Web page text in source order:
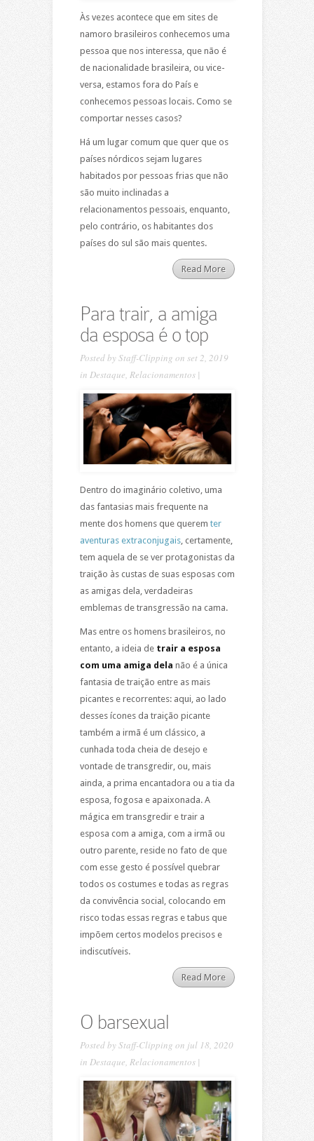
Às vezes acontece que em sites de
namoro brasileiros conhecemos uma
pessoa que nos interessa, que não é
de nacionalidade brasileira, ou vice-
versa, estamos fora do País e
conhecemos pessoas locais. Como se
comportar nesses casos?
Há um lugar comum que quer que os
países nórdicos sejam lugares
habitados por pessoas frias que não
são muito inclinadas a
relacionamentos pessoais, enquanto,
pelo contrário, os habitantes dos
países do sul são mais quentes.
Read More
Para trair, a amiga
da esposa é o top
Posted byStaff-Clipping on set 2, 2019
in Destaque, Relacionamentos|
Dentro do imaginário coletivo, uma
das fantasias mais frequente na
mente dos homens que querem ter
aventuras extraconjugais, certamente,
tem aquela de se ver protagonistas da
traição às custas de suas esposas com
as amigas dela, verdadeiras
emblemas de transgressão na cama.
Mas entre os homens brasileiros, no
entanto, a ideia de trair a esposa
com uma amiga dela não é a única
fantasia de traição entre as mais
picantes e recorrentes: aqui, ao lado
desses ícones da traição picante
também a irmã é um clássico, a
cunhada toda cheia de desejo e
vontade de transgredir, ou, mais
ainda, a prima encantadora ou a tia da
esposa, fogosa e apaixonada. A
mágica em transgredir e trair a
esposa com a amiga, com a irmã ou
outro parente, reside no fato de que
com esse gesto é possível quebrar
todos os costumes e todas as regras
da convivência social, colocando em
risco todas essas regras e tabus que
impõem certos modelos precisos e
indiscutíveis.
Read More
O barsexual
Posted byStaff-Clipping on jul 18, 2020
in Destaque Relacionamentos|